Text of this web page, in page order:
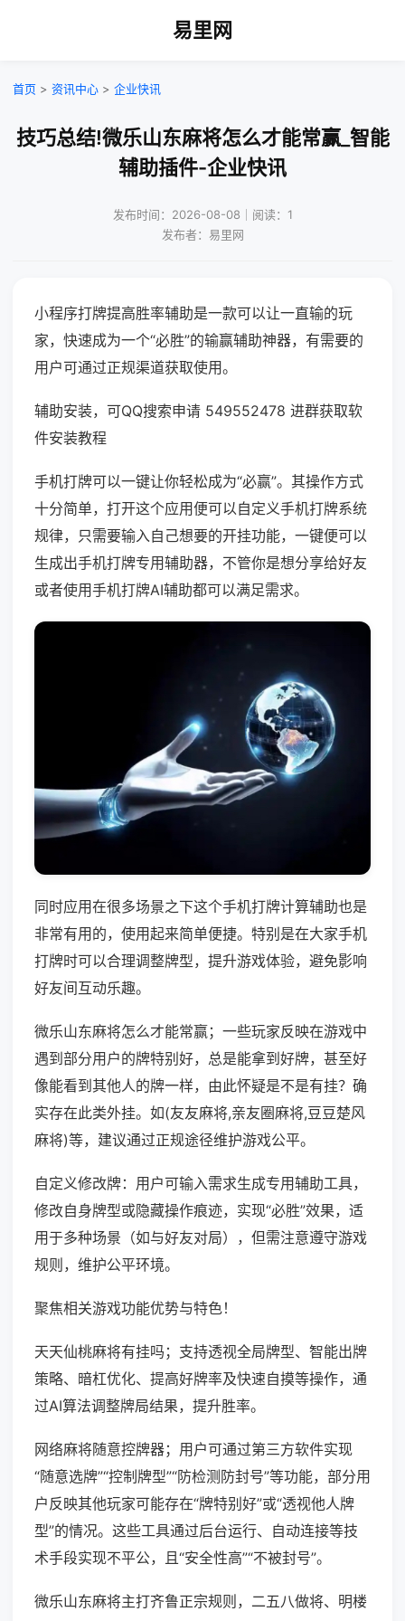
易里网
首页 > 资讯中心 > 企业快讯
技巧总结!微乐山东麻将怎么才能常赢_智能
辅助插件-企业快讯
发布时间：2026-08-08｜阅读：1
发布者：易里网
小程序打牌提高胜率辅助是一款可以让一直输的玩
家，快速成为一个“必胜”的输赢辅助神器，有需要的
用户可通过正规渠道获取使用。
辅助安装，可QQ搜索申请 549552478 进群获取软
件安装教程
手机打牌可以一键让你轻松成为“必赢”。其操作方式
十分简单，打开这个应用便可以自定义手机打牌系统
规律，只需要输入自己想要的开挂功能，一键便可以
生成出手机打牌专用辅助器，不管你是想分享给好友
或者使用手机打牌AI辅助都可以满足需求。
同时应用在很多场景之下这个手机打牌计算辅助也是
非常有用的，使用起来简单便捷。特别是在大家手机
打牌时可以合理调整牌型，提升游戏体验，避免影响
好友间互动乐趣。
微乐山东麻将怎么才能常赢；一些玩家反映在游戏中
遇到部分用户的牌特别好，总是能拿到好牌，甚至好
像能看到其他人的牌一样，由此怀疑是不是有挂？确
实存在此类外挂。如(友友麻将,亲友圈麻将,豆豆楚风
麻将)等，建议通过正规途径维护游戏公平。
自定义修改牌：用户可输入需求生成专用辅助工具，
修改自身牌型或隐藏操作痕迹，实现“必胜”效果，适
用于多种场景（如与好友对局），但需注意遵守游戏
规则，维护公平环境。
聚焦相关游戏功能优势与特色！
天天仙桃麻将有挂吗；支持透视全局牌型、智能出牌
策略、暗杠优化、提高好牌率及快速自摸等操作，通
过AI算法调整牌局结果，提升胜率。
网络麻将随意控牌器；用户可通过第三方软件实现
“随意选牌”“控制牌型”“防检测防封号”等功能，部分用
户反映其他玩家可能存在“牌特别好”或“透视他人牌
型”的情况。这些工具通过后台运行、自动连接等技
术手段实现不平公，且“安全性高”“不被封号”。
微乐山东麻将主打齐鲁正宗规则，二五八做将、明楼